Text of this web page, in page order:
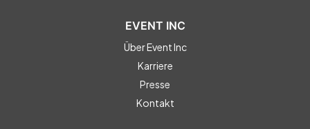
EVENT INC
Über Event Inc
Karriere
Presse
Kontakt